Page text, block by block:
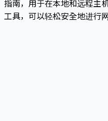
指南，用于在本地和远程主
工具，可以轻松安全地进行